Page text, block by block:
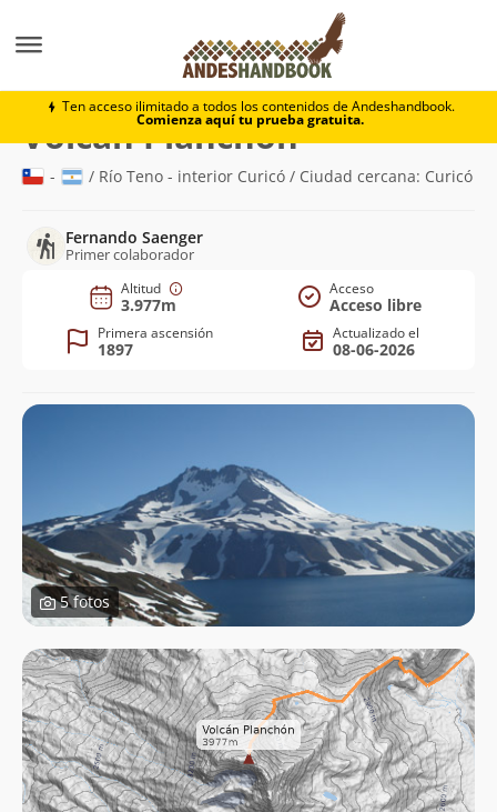
Ten acceso ilimitado a todos los contenidos de Andeshandbook.
Comienza aquí tu prueba gratuita.
Volcán Planchón
Volcán Planchón(3.977m)
- / Río Teno - interior Curicó / Ciudad cercana: Curicó
Fernando Saenger
Primer colaborador
Altitud
3.977m
Acceso
Acceso libre
Primera ascensión
1897
Actualizado el
08-06-2026
5 fotos